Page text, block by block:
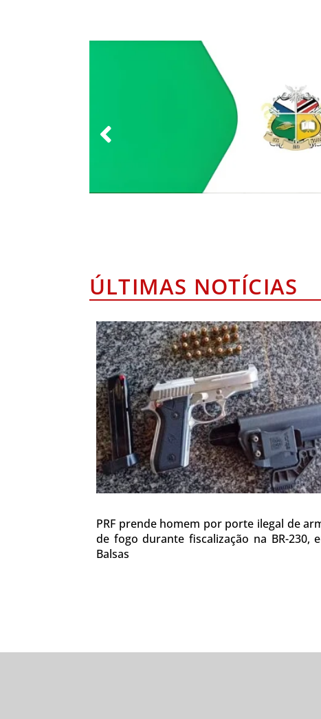
ÚLTIMAS NOTÍCIAS
PRF prende homem por porte ilegal de
de fogo durante fiscalização na BR-230,
Balsas